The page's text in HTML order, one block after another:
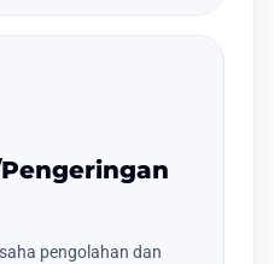
pengolahan dan